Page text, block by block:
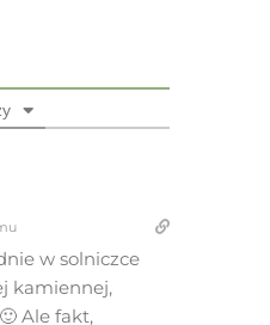
w solniczce
kamiennej,
Ale fakt,